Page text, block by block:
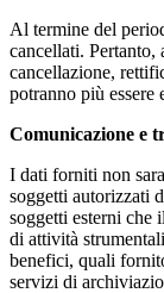
Al termine del
cancellati. Pertanto,
cancellazione,
potranno più essere
Comunicazione e
I dati forniti non
soggetti autorizzati
soggetti esterni che
di attività
benefici, quali
servizi di